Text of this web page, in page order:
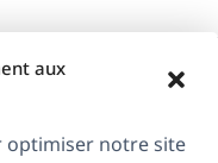
aux
optimiser notre site